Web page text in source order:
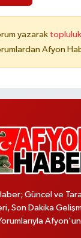
yazarak topluluk
Afyon
Güncel ve
Son Dakika